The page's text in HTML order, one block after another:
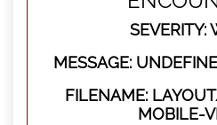
SEVERITY:
MESSAGE:
FILENAME:
MOBILE-